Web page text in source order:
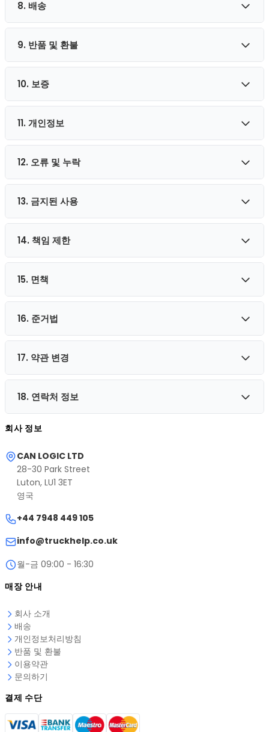
정확하게 표시하기 위해 최선을 다했습니다. 컴퓨터 모니터에
표시되는 색상이 정확하다는 것을 보장할 수 없습니다.
당사는 제공하는 제품 또는 서비스의 수량을 제한할 권리를 보
유합니다. 모든 제품 설명 또는 제품 가격은 사전 통지 없이 언
제든지 변경될 수 있습니다.
당사는 Visa, Mastercard, American Express, Maestro 및
은행 송금을 통한 결제를 수락합니다. 모든 결제는 안전하게 처
리됩니다. 당사 스토어에서의 모든 구매에 대해 정확하고 완전
8. 배송
배송 방법, 비용 및 예상 배송 기간에 대한 자세한 내용은
배송
페이지를 참조하세요.
9. 반품 및 환불
전체 반품 정책은
10. 보증
당사의 모든 제품에는 제조업체 보증이 제공됩니다. 제품에 문
제가 발생하면 지원팀에 문의해 주시면 신속하게 도와드리겠습
니다.
11. 개인정보
스토어를 통한 개인정보 제출은 당사의
따라 관리됩니다.
12. 오류 및 누락
당사 사이트에는 제품 설명, 가격, 프로모션, 제안 및 재고와 관
련된 오타, 부정확성 또는 누락이 포함된 정보가 있을 수 있습니
다. 당사는 오류, 부정확성 또는 누락을 수정하고 사이트의 정보
업데이트할 권리를 보유합니다.
13. 금지된 사용
이용약관에 명시된 기타 금지 사항 외에도, 사이트 또는 그 콘텐
츠를 불법적인 목적으로 사용하거나, 타인에게 불법 행위를 유
도하거나, 규정을 위반하거나, 당사의 지적 재산권을 침해하거
보안 기능을 방해하는 행위가 금지됩니다.
14. 책임 제한
어떠한 경우에도 CAN LOGIC LTD, 당사의 이사, 임원, 직원, 계
열사, 대리인, 계약자 또는 공급업체는 어떠한 종류의 상해, 손
실, 청구 또는 직접적, 간접적, 부수적, 징벌적, 특별 또는 결과적
15. 면책
귀하는 본 이용약관 위반으로 인해 제3자가 제기한 모든 청구
또는 요구로부터 CAN LOGIC LTD 및 당사의 자회사, 계열사,
파트너, 임원, 이사, 대리인, 계약자, 라이선서, 서비스 제공업체,
의합니다.
16. 준거법
본 이용약관 및 당사가 서비스를 제공하는 별도의 계약은 리투
아니아 공화국 법률에 의해 규율되고 해석됩니다.
17. 약관 변경
이 페이지에서 언제든지 이용약관의 최신 버전을 확인할 수 있
습니다. 당사는 단독 재량으로 웹사이트에 업데이트 및 변경 사
항을 게시하여 본 이용약관의 일부를 업데이트, 변경 또는 대체
18. 연락처 정보
이메일: info@truckhelp.co.uk
전화: +44 7948 449 105
주소: CAN LOGIC LTD, 28-30 Park Street, Luton, LU1
3ET, United Kingdom
회사 정보
CAN LOGIC LTD
28-30 Park Street
Luton, LU1 3ET
영국
+44 7948 449 105
info@truckhelp.co.uk
월-금 09:00 - 16:30
매장 안내
회사 소개
배송
개인정보처리방침
반품 및 환불
이용약관
문의하기
결제 수단